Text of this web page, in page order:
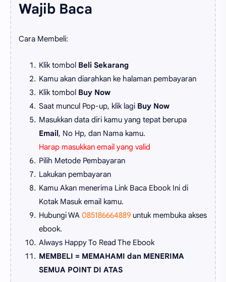
Wajib Baca
Cara Membeli:
Klik tombol Beli Sekarang
Kamu akan diarahkan ke halaman pembayaran
Klik tombol Buy Now
Saat muncul Pop-up, klik lagi Buy Now
Masukkan data diri kamu yang tepat berupa
Email , No Hp, dan Nama kamu.
Harap masukkan email yang valid
Pilih Metode Pembayaran
Lakukan pembayaran
Kamu Akan menerima Link Baca Ebook Ini di
Kotak Masuk email kamu.
Hubungi WA 085186664889 untuk membuka akses
ebook.
Always Happy To Read The Ebook
MEMBELI = MEMAHAMI dan MENERIMA
SEMUA POINT DI ATAS